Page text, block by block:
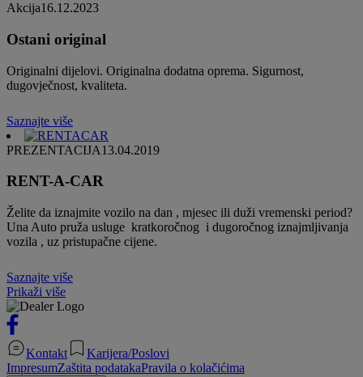
Akcija16.12.2023
Ostani original
Originalni dijelovi. Originalna dodatna oprema. Sigurnost,
dugovječnost, kvaliteta.
Saznajte više
PREZENTACIJA13.04.2019
RENT-A-CAR
Želite da iznajmite vozilo na dan , mjesec ili duži vremenski period?
Una Auto pruža usluge kratkoročnog i dugoročnog iznajmljivanja
vozila , uz pristupačne cijene.
Saznajte više
Prikaži više
Kontakt
Karijera/Poslovi
ImpresumZaštita podatakaPravila o kolačićima